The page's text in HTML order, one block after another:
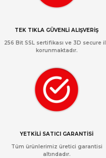
TEK TIKLA GÜVENLİ ALIŞVERİŞ
256 Bit SSL sertifikası ve 3D secure
korunmaktadır.
YETKİLİ SATICI GARANTİSİ
Tüm ürünlerimiz üretici garantisi
altındadır.